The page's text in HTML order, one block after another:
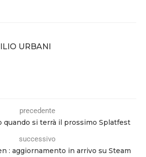
URBANI
precedente
quando si terrà il prossimo Splatfest
successivo
: aggiornamento in arrivo su Steam